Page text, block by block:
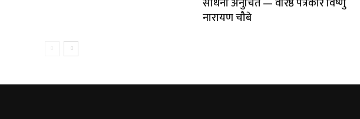
नारायण चौबे